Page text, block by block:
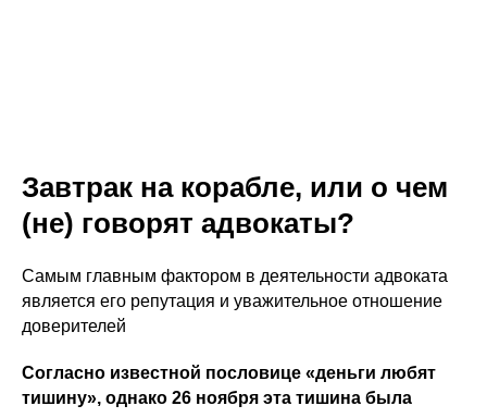
Завтрак на корабле, или о чем
(не) говорят адвокаты?
Самым главным фактором в деятельности адвоката
является его репутация и уважительное отношение
доверителей
Согласно известной пословице «деньги любят
тишину», однако 26 ноября эта тишина была